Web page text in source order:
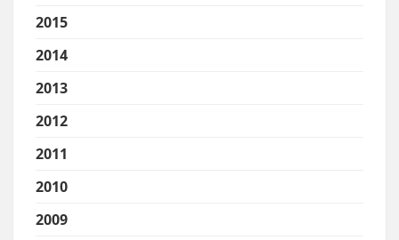
2015
2014
2013
2012
2011
2010
2009